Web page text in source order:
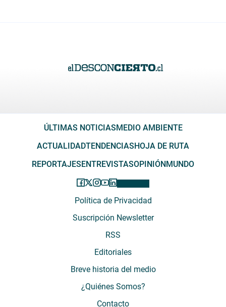
ÚLTIMAS NOTICIAS MEDIO AMBIENTE
ACTUALIDADTENDENCIAS HOJA DE RUTA
REPORTAJES ENTREVISTASOPINIÓN MUNDO
Política de Privacidad
Suscripción Newsletter
RSS
Editoriales
Breve historia del medio
¿Quiénes Somos?
Contacto